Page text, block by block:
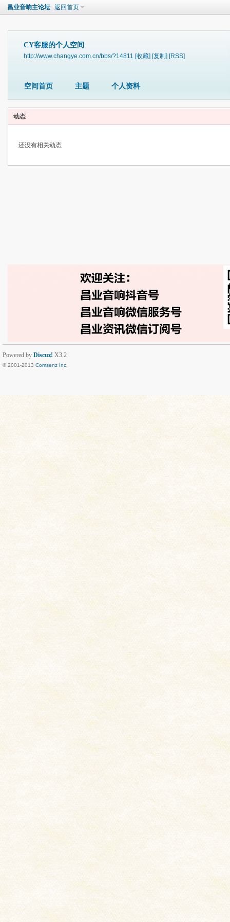
昌业音响主论坛 返回首页
CY客服的个人空间
http://www.changye.com.cn/bbs/?14811 [收藏] [复制] [RSS]
空间首页 主题 个人资料
动态
还没有相关动态
Powered by Discuz! X3.2
© 2001-2013 Comsenz Inc.